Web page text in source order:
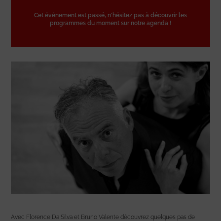
Cet événement est passé, n'hésitez pas à découvrir les
programmes du moment sur notre agenda !
Avec Florence Da Silva et Bruno Valente découvrez quelques pas de